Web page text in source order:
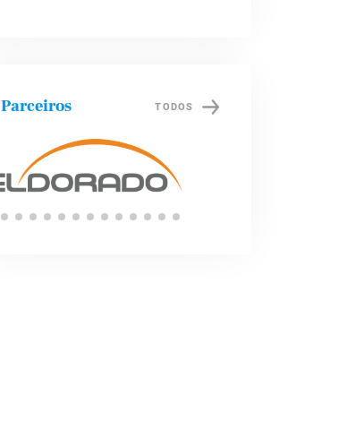
Parceiros TODOS
Shell